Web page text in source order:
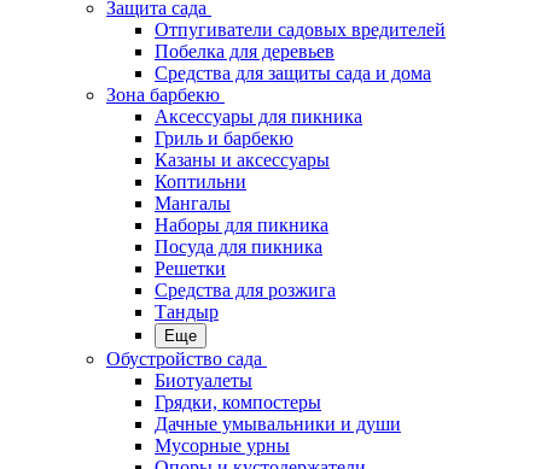
Защита сада
Отпугиватели садовых вредителей
Побелка для деревьев
Средства для защиты сада и дома
Зона барбекю
Аксессуары для пикника
Гриль и барбекю
Казаны и аксессуары
Коптильни
Мангалы
Наборы для пикника
Посуда для пикника
Решетки
Средства для розжига
Тандыр
Еще
Обустройство сада
Биотуалеты
Грядки, компостеры
Дачные умывальники и души
Мусорные урны